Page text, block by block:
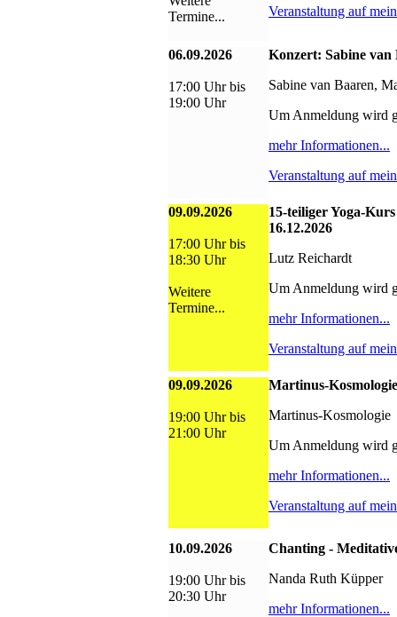
Termine...
Veranstaltung auf
06.09.2026
17:00 Uhr bis
19:00 Uhr
Konzert: Sabine
Sabine van Baaren,
Um Anmeldung wird
mehr Informationen...
Veranstaltung auf
09.09.2026
17:00 Uhr bis
18:30 Uhr
Weitere
Termine...
15-teiliger Yoga-
16.12.2026
Lutz Reichardt
Um Anmeldung wird
mehr Informationen...
Veranstaltung auf
09.09.2026
19:00 Uhr bis
21:00 Uhr
Martinus-
Martinus-Kosmologie
Um Anmeldung wird
mehr Informationen...
Veranstaltung auf
10.09.2026
19:00 Uhr bis
20:30 Uhr
Chanting -
Nanda Ruth Küpper
mehr Informationen...